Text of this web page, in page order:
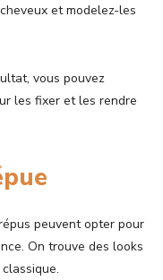
et modelez-les
vous pouvez
les fixer et les rendre
peuvent opter pour
On trouve des looks